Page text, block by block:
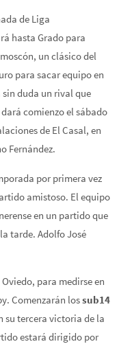
de Liga
hasta Grado para
un clásico del
para sacar equipo en
sin duda un rival que
comienzo el sábado
de El Casal, en
Fernández.
por primera vez
amistoso. El equipo
en un partido que
tarde. Adolfo José
para medirse en
Comenzarán lossub14
su tercera victoria de la
estará dirigido por